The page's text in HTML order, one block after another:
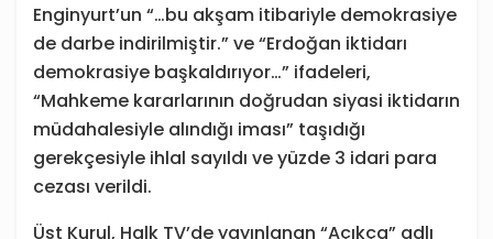
Enginyurt’un “…bu akşam itibariyle demokrasiye
de darbe indirilmiştir.” ve “Erdoğan iktidarı
demokrasiye başkaldırıyor…” ifadeleri,
“Mahkeme kararlarının doğrudan siyasi iktidarın
müdahalesiyle alındığı iması” taşıdığı
gerekçesiyle ihlal sayıldı ve yüzde 3 idari para
cezası verildi.
Üst Kurul, Halk TV’de yayınlanan “Açıkça” adlı